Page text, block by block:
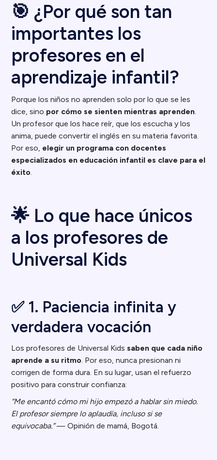
🎯 ¿Por qué son tan
importantes los
profesores en el
aprendizaje infantil?
Porque los niños no aprenden solo por lo que se les
dice, sino por cómo se sienten mientras aprenden.
Un profesor que los hace reír, que los escucha y los
anima, puede convertir el inglés en su materia favorita.
Por eso, elegir un programa con docentes
especializados en educación infantil es clave para el
éxito.
🌟 Lo que hace únicos
a los profesores de
Universal Kids
✅ 1. Paciencia infinita y
verdadera vocación
Los profesores de Universal Kidssaben que cada niño
aprende a su ritmo. Por eso, nunca presionan ni
corrigen de forma dura. En su lugar, usan el refuerzo
positivo para construir confianza:
“Me encantó cómo mi hijo empezó a hablar sin miedo.
El profesor siempre lo aplaudía, incluso si se
equivocaba.”— Opinión de mamá, Bogotá.